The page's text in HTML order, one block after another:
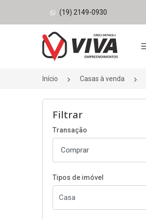
(19) 2149-0930
Página inicial
Início Casas à venda
Filtrar
Transação
Tipos de imóvel